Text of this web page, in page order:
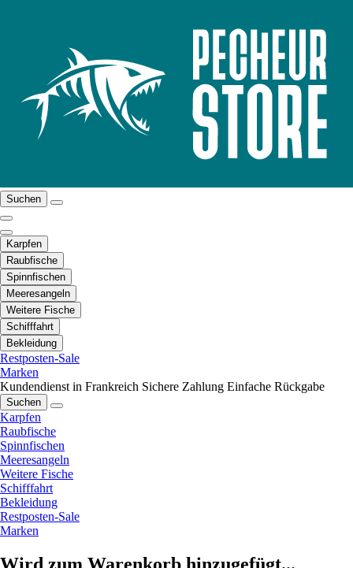
Suchen
Karpfen
Raubfische
Spinnfischen
Meeresangeln
Weitere Fische
Schifffahrt
Bekleidung
Restposten-Sale
Marken
Kundendienst in Frankreich Sichere Zahlung Einfache Rückgabe
Suchen
Karpfen
Raubfische
Spinnfischen
Meeresangeln
Weitere Fische
Schifffahrt
Bekleidung
Restposten-Sale
Marken
Wird zum Warenkorb hinzugefügt...